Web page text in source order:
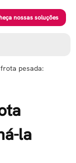
nossas soluções
pesada:
la